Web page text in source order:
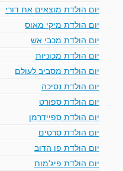
יום הולדת מוצאים את דורי
יום הולדת מיקי מאוס
יום הולדת מכבי אש
יום הולדת מכוניות
יום הולדת מסביב לעולם
יום הולדת נסיכה
יום הולדת ספורט
יום הולדת ספיידרמן
יום הולדת סרטים
יום הולדת פו הדוב
יום הולדת פיג'מות